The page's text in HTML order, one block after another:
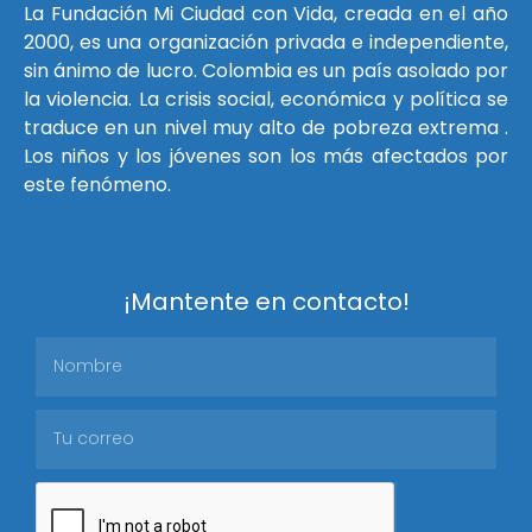
La Fundación Mi Ciudad con Vida, creada en el año
2000, es una organización privada e independiente,
sin ánimo de lucro. Colombia es un país asolado por
la violencia. La crisis social, económica y política se
traduce en un nivel muy alto de pobreza extrema .
Los niños y los jóvenes son los más afectados por
este fenómeno.
¡Mantente en contacto!